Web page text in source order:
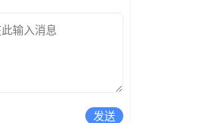
发送